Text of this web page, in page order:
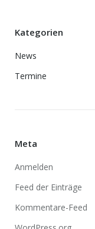
Kategorien
News
Termine
Meta
Anmelden
Feed der Einträge
Kommentare-Feed